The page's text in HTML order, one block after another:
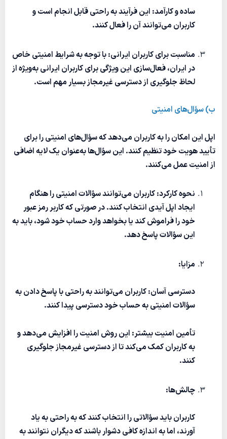
ساده و کارآمد: این فرآیند به راحتی قابل انجام است و
کاربران می‌توانند آن را فعال کنند.
مناسبت برای کاربران ایرانی: با توجه به شرایط امنیتی خاص
در ایران، فعال‌سازی این ویژگی برای کاربران ایرانی به‌ویژه از
لحاظ جلوگیری از دسترسی غیرمجاز بسیار مهم است.
ب) سؤال‌های امنیتی
اپل این امکان را به کاربران می‌دهد که سؤال‌های امنیتی را برای
تأیید هویت خود تنظیم کنند. این سؤال‌ها به‌عنوان یک لایه اضافی
از امنیت عمل می‌کنند.
نحوه کارکرد: کاربران می‌توانند سؤالات امنیتی را هنگام
ایجاد اپل آیدی انتخاب کنند. در صورتی که کاربر رمز عبور
خود را فراموش کند یا بخواهد وارد حساب خود شود، باید به
این سؤالات پاسخ دهد.
مزایا:
دسترسی آسان: کاربران می‌توانند به راحتی با پاسخ دادن به
سؤالات امنیتی به حساب خود دسترسی پیدا کنند.
تأمین امنیت بیشتر: این روش امنیت را افزایش می‌دهد و
به کاربران کمک می‌کند تا از دسترسی غیرمجاز جلوگیری
کنند.
چالش‌ها:
کاربران باید سؤالاتی را انتخاب کنند که به راحتی به یاد
آورند، اما به اندازه کافی دشوار باشند که دیگران نتوانند به